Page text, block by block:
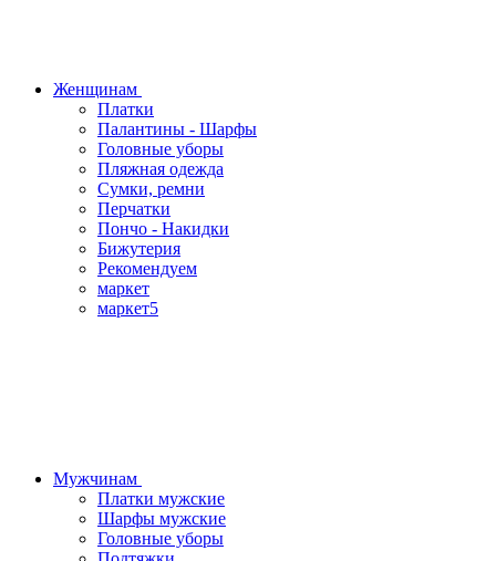
Женщинам
Платки
Палантины - Шарфы
Головные уборы
Пляжная одежда
Сумки, ремни
Перчатки
Пончо - Накидки
Бижутерия
Рекомендуем
маркет
маркет5
Мужчинам
Платки мужские
Шарфы мужские
Головные уборы